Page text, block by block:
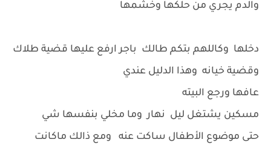
والدم يجري من حلكها وخشمها
دخلها وكاللهم بتكم طالك باجر ارفع عليها قضية طلاك
وقضية خيانه وهذا الدليل عندي
عافها ورجع البيته
مسكين يشتغل ليل نهار وما مخلي بنفسها شي
حتى موضوع الأطفال ساكت عنه ومع ذالك ماكانت